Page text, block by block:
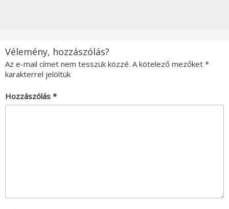
Vélemény, hozzászólás?
Az e-mail címet nem tesszük közzé. A kötelező mezőket *
karakterrel jelöltük
Hozzászólás *